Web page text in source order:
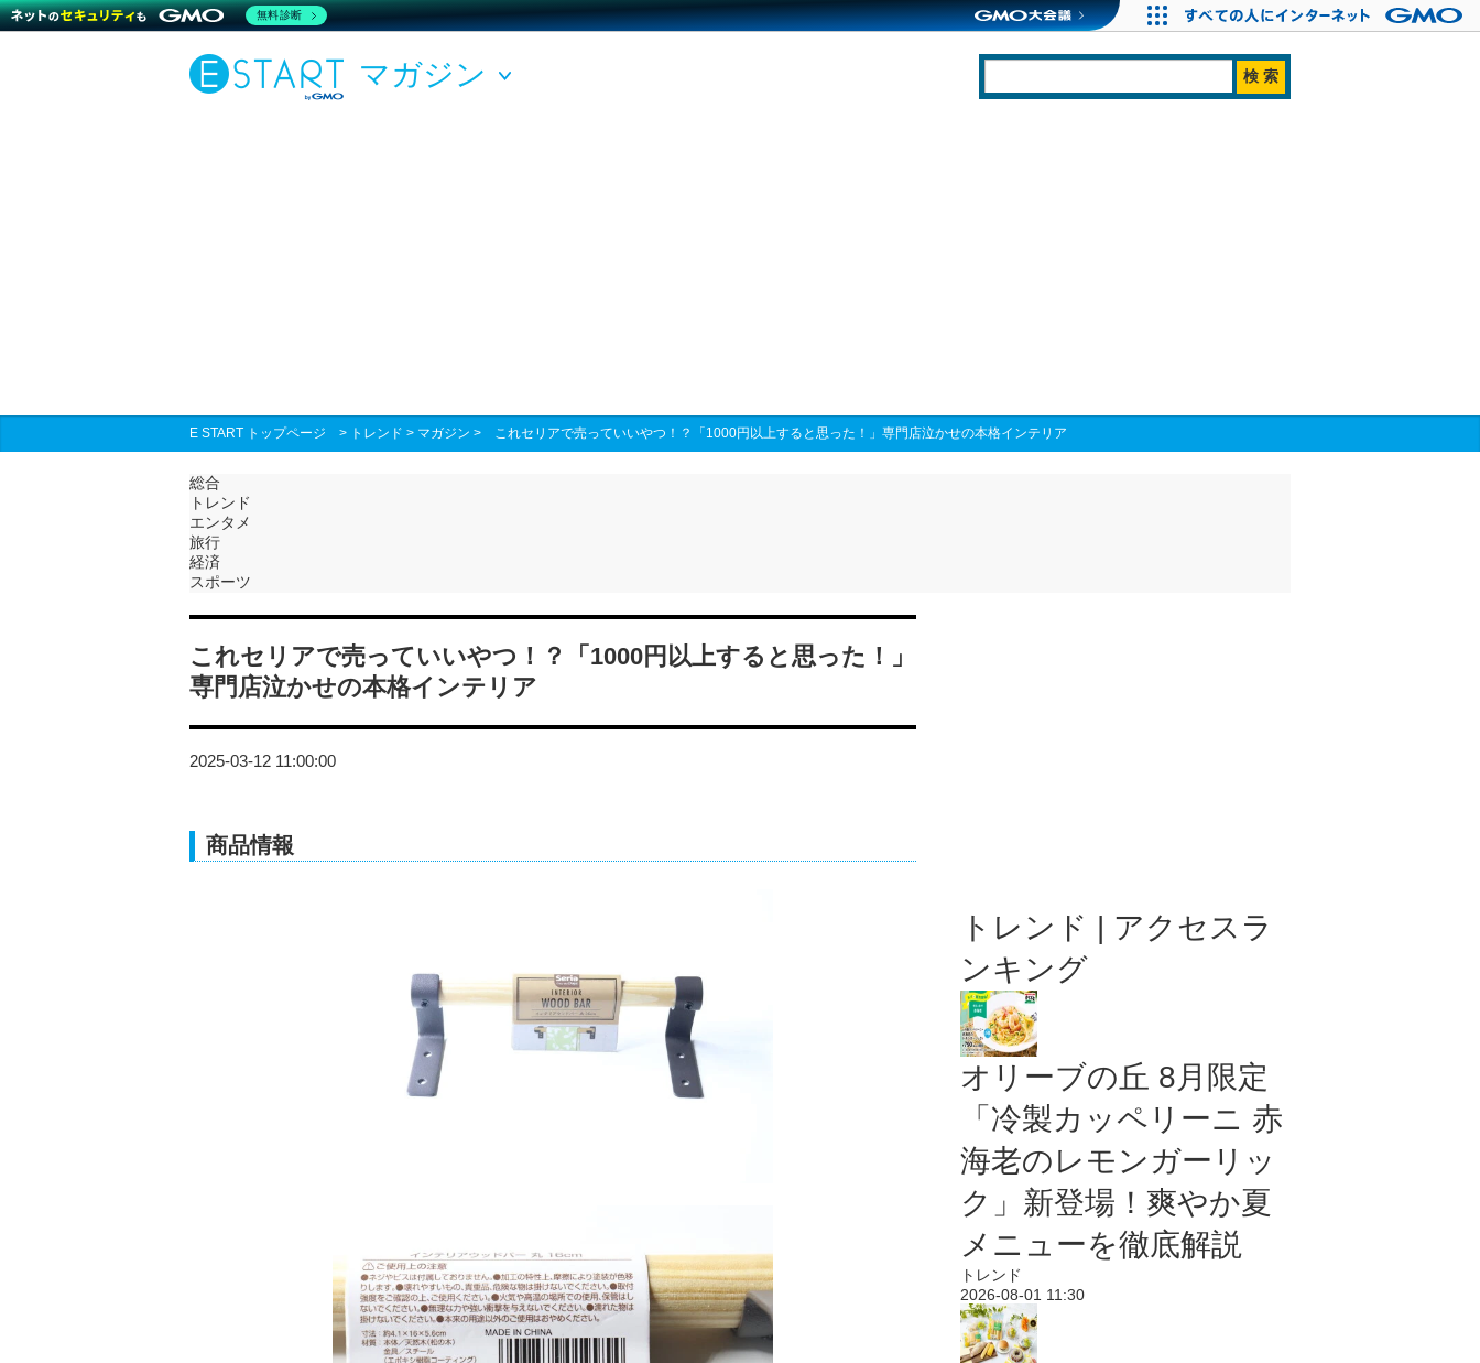
マガジン
E START トップページ > トレンド > マガジン > これセリアで売っていいやつ！？「1000円以上すると思った！」専門店泣かせの本格インテリア
総合
トレンド
エンタメ
旅行
経済
スポーツ
これセリアで売っていいやつ！？「1000円以上すると思った！」
専門店泣かせの本格インテリア
2025-03-12 11:00:00
商品情報
トレンド | アクセスラ
ンキング
オリーブの丘 8月限定
「冷製カッペリーニ 赤
海老のレモンガーリッ
ク」新登場！爽やか夏
メニューを徹底解説
トレンド
2026-08-01 11:30
無料診断